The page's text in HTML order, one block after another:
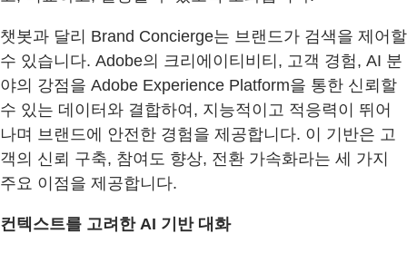
챗봇과 달리 Brand Concierge는 브랜드가 검색을 제어할
수 있습니다. Adobe의 크리에이티비티, 고객 경험, AI 분
야의 강점을 Adobe Experience Platform을 통한 신뢰할
수 있는 데이터와 결합하여, 지능적이고 적응력이 뛰어
나며 브랜드에 안전한 경험을 제공합니다. 이 기반은 고
객의 신뢰 구축, 참여도 향상, 전환 가속화라는 세 가지
주요 이점을 제공합니다.
컨텍스트를 고려한 AI 기반 대화